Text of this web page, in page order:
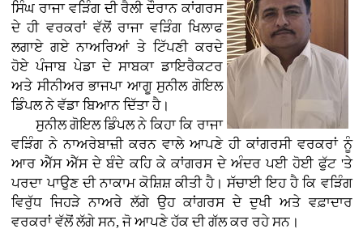
ਸਿੰਘ ਰਾਜਾ ਵੜਿੰਗ ਦੀ ਰੈਲੀ ਦੌਰਾਨ ਕਾਂਗਰਸ
ਦੇ ਹੀ ਵਰਕਰਾਂ ਵੱਲੋਂ ਰਾਜਾ ਵੜਿੰਗ ਖਿਲਾਫ
ਲਗਾਏ ਗਏ ਨਾਅਰਿਆਂ ਤੇ ਟਿੱਪਣੀ ਕਰਦੇ
ਹੋਏ ਪੰਜਾਬ ਪੇਡਾ ਦੇ ਸਾਬਕਾ ਡਾਇਰੈਕਟਰ
ਅਤੇ ਸੀਨੀਅਰ ਭਾਜਪਾ ਆਗੂ ਸੁਨੀਲ ਗੋਇਲ
ਡਿੰਪਲ ਨੇ ਵੱਡਾ ਬਿਆਨ ਦਿੱਤਾ ਹੈ।
ਸੁਨੀਲ ਗੋਇਲ ਡਿੰਪਲ ਨੇ ਕਿਹਾ ਕਿ ਰਾਜਾ
ਵੜਿੰਗ ਨੇ ਨਾਅਰੇਬਾਜ਼ੀ ਕਰਨ ਵਾਲੇ ਆਪਣੇ ਹੀ ਕਾਂਗਰਸੀ ਵਰਕਰਾਂ ਨੂੰ
ਆਰ ਐੱਸ ਐੱਸ ਦੇ ਬੰਦੇ ਕਹਿ ਕੇ ਕਾਂਗਰਸ ਦੇ ਅੰਦਰ ਪਈ ਹੋਈ ਫੁੱਟ 'ਤੇ
ਪਰਦਾ ਪਾਉਣ ਦੀ ਨਾਕਾਮ ਕੋਸ਼ਿਸ਼ ਕੀਤੀ ਹੈ। ਸੱਚਾਈ ਇਹ ਹੈ ਕਿ ਵੜਿੰਗ
ਵਿਰੁੱਧ ਜਿਹੜੇ ਨਾਅਰੇ ਲੱਗੇ ਉਹ ਕਾਂਗਰਸ ਦੇ ਦੁਖੀ ਅਤੇ ਵਫ਼ਾਦਾਰ
ਵਰਕਰਾਂ ਵੱਲੋਂ ਲੱਗੇ ਸਨ, ਜੋ ਆਪਣੇ ਹੱਕ ਦੀ ਗੱਲ ਕਰ ਰਹੇ ਸਨ।